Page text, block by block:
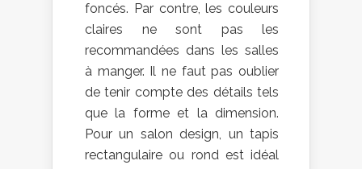
foncés. Par contre, les couleurs
claires ne sont pas les
recommandées dans les salles
à manger. Il ne faut pas oublier
de tenir compte des détails tels
que la forme et la dimension.
Pour un salon design, un tapis
rectangulaire ou rond est idéal